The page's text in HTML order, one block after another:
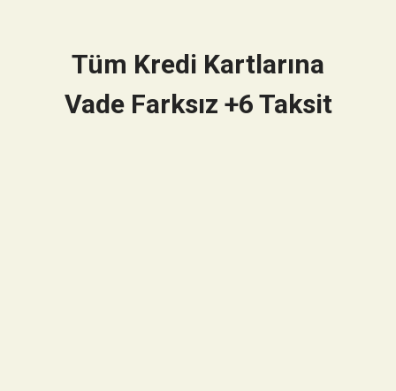
Tüm Kredi Kartlarına
Vade Farksız +6 Taksit